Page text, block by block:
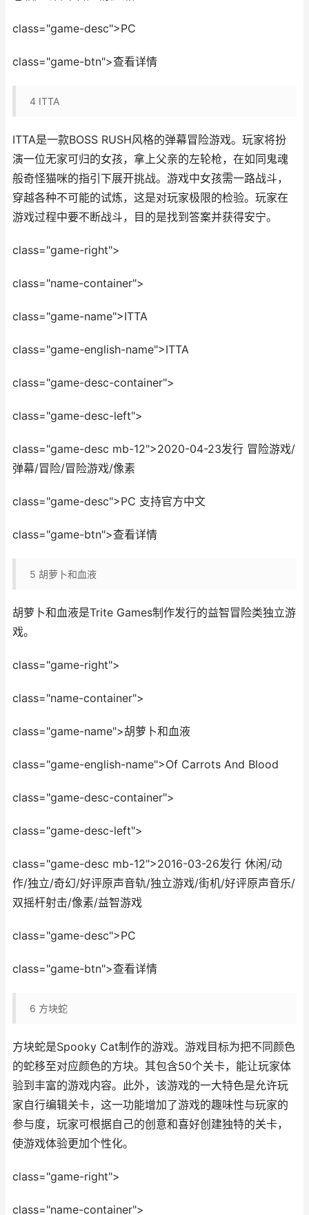
class="game-desc">PC
class="game-btn">查看详情
4 ITTA
ITTA是一款BOSS RUSH风格的弹幕冒险游戏。玩家将扮
演一位无家可归的女孩，拿上父亲的左轮枪，在如同鬼魂
般奇怪猫咪的指引下展开挑战。游戏中女孩需一路战斗，
穿越各种不可能的试炼，这是对玩家极限的检验。玩家在
游戏过程中要不断战斗，目的是找到答案并获得安宁。
class="game-right">
class="name-container">
class="game-name">ITTA
class="game-english-name">ITTA
class="game-desc-container">
class="game-desc-left">
class="game-desc mb-12">2020-04-23发行 冒险游戏/
弹幕/冒险/冒险游戏/像素
class="game-desc">PC 支持官方中文
class="game-btn">查看详情
5 胡萝卜和血液
胡萝卜和血液是Trite Games制作发行的益智冒险类独立游
戏。
class="game-right">
class="name-container">
class="game-name">胡萝卜和血液
class="game-english-name">Of Carrots And Blood
class="game-desc-container">
class="game-desc-left">
class="game-desc mb-12">2016-03-26发行 休闲/动
作/独立/奇幻/好评原声音轨/独立游戏/街机/好评原声音乐/
双摇杆射击/像素/益智游戏
class="game-desc">PC
class="game-btn">查看详情
6 方块蛇
方块蛇是Spooky Cat制作的游戏。游戏目标为把不同颜色
的蛇移至对应颜色的方块。其包含50个关卡，能让玩家体
验到丰富的游戏内容。此外，该游戏的一大特色是允许玩
家自行编辑关卡，这一功能增加了游戏的趣味性与玩家的
参与度，玩家可根据自己的创意和喜好创建独特的关卡，
使游戏体验更加个性化。
class="game-right">
class="name-container">